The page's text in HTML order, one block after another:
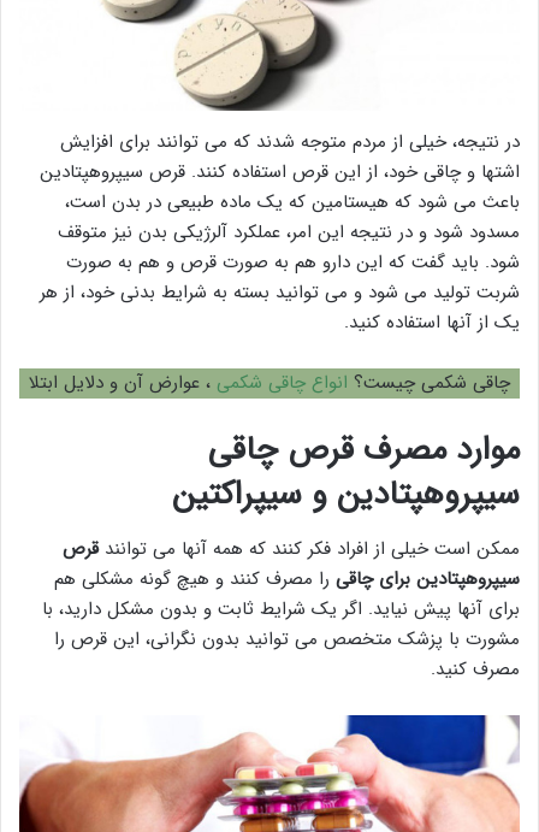
در نتیجه، خیلی از مردم متوجه شدند که می توانند برای افزایش
اشتها و چاقی خود، از این قرص استفاده کنند. قرص سیپروهپتادین
باعث می شود که هیستامین که یک ماده طبیعی در بدن است،
مسدود شود و در نتیجه این امر، عملکرد آلرژیکی بدن نیز متوقف
شود. باید گفت که این دارو هم به صورت قرص و هم به صورت
شربت تولید می شود و می توانید بسته به شرایط بدنی خود، از هر
یک از آنها استفاده کنید.
چاقی شکمی چیست؟ انواع چاقی شکمی ، عوارض آن و دلایل ابتلا
موارد مصرف قرص چاقی
سیپروهپتادین و سیپراکتین
ممکن است خیلی از افراد فکر کنند که همه آنها می توانندقرص
سیپروهپتادین برای چاقی را مصرف کنند و هیچ گونه مشکلی هم
برای آنها پیش نیاید. اگر یک شرایط ثابت و بدون مشکل دارید، با
مشورت با پزشک متخصص می توانید بدون نگرانی، این قرص را
مصرف کنید.